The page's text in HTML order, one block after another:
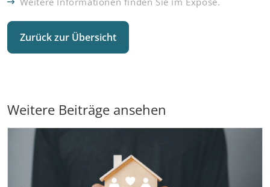
Zurück zur Übersicht
Weitere Beiträge ansehen